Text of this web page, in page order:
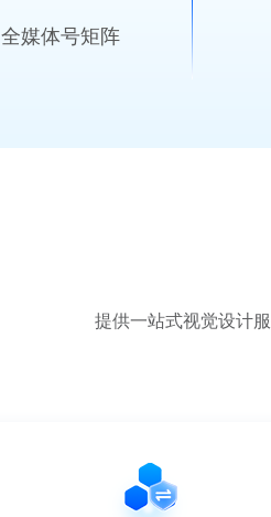
全媒体号矩阵
提供一站式视觉设计